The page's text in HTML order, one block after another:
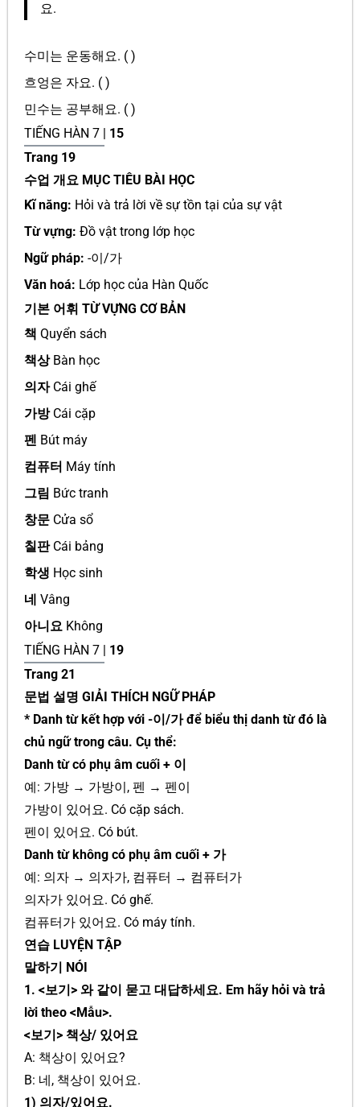
요.
수미는 운동해요. ( )
흐엉은 자요. ( )
민수는 공부해요. ( )
TIẾNG HÀN 7 | 15
Trang 19
수업 개요 MỤC TIÊU BÀI HỌC
Kĩ năng: Hỏi và trả lời về sự tồn tại của sự vật
Từ vựng: Đồ vật trong lớp học
Ngữ pháp: -이/가
Văn hoá: Lớp học của Hàn Quốc
기본 어휘 TỪ VỰNG CƠ BẢN
책 Quyển sách
책상Bàn học
의자Cái ghế
가방Cái cặp
펜 Bút máy
컴퓨터 Máy tính
그림 Bức tranh
창문 Cửa sổ
칠판Cái bảng
학생 Học sinh
네 Vâng
아니요 Không
TIẾNG HÀN 7 | 19
Trang 21
문법 설명 GIẢI THÍCH NGỮ PHÁP
* Danh từ kết hợp với -이/가 để biểu thị danh từ đó là
chủ ngữ trong câu. Cụ thể:
Danh từ có phụ âm cuối + 이
예: 가방 → 가방이, 펜 → 펜이
가방이 있어요. Có cặp sách.
펜이 있어요. Có bút.
Danh từ không có phụ âm cuối + 가
예: 의자 → 의자가, 컴퓨터 → 컴퓨터가
의자가 있어요. Có ghế.
컴퓨터가 있어요. Có máy tính.
연습 LUYỆN TẬP
말하기 NÓI
1. <보기> 와 같이 묻고 대답하세요. Em hãy hỏi và trả
lời theo <Mẫu>.
<보기> 책상/ 있어요
A: 책상이 있어요?
B: 네, 책상이 있어요.
1) 의자/있어요.